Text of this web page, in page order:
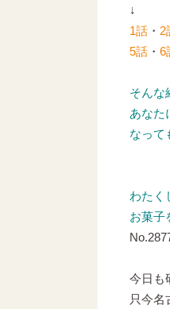
↓
1話 ・ 2
5話 ・ 6
そんな
あなた
なって
わたく
お菓子
今日も
只今名